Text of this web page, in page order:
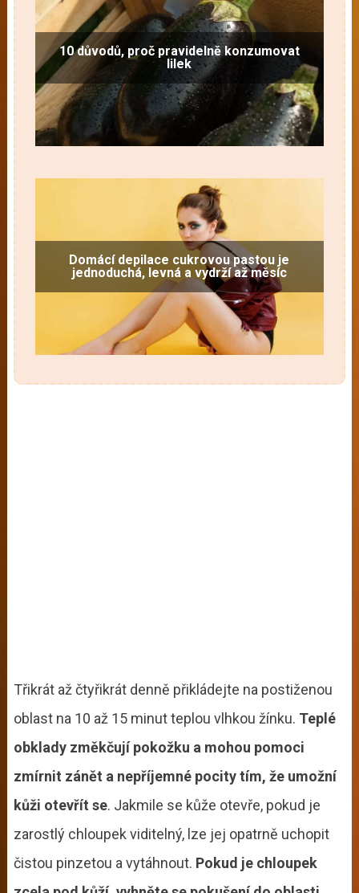
10 důvodů, proč pravidelně konzumovat
lilek
Domácí depilace cukrovou pastou je
jednoduchá, levná a vydrží až měsíc
Třikrát až čtyřikrát denně přikládejte na postiženou
oblast na 10 až 15 minut teplou vlhkou žínku. Teplé
obklady změkčují pokožku a mohou pomoci
zmírnit zánět a nepříjemné pocity tím, že umožní
kůži otevřít se. Jakmile se kůže otevře, pokud je
zarostlý chloupek viditelný, lze jej opatrně uchopit
čistou pinzetou a vytáhnout. Pokud je chloupek